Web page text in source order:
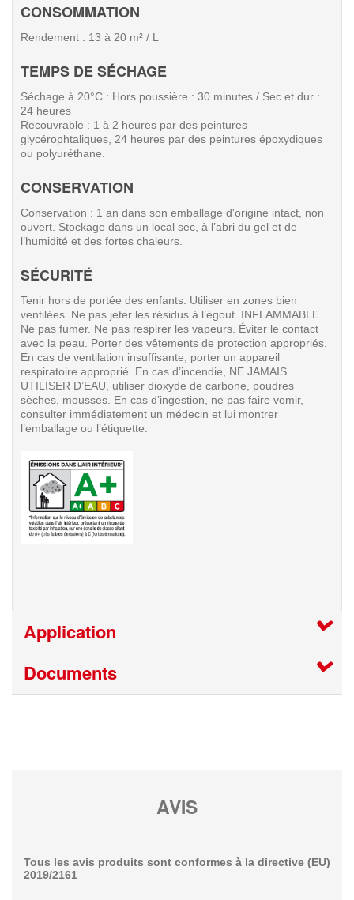
CONSOMMATION
Rendement : 13 à 20 m² / L
TEMPS DE SÉCHAGE
Séchage à 20°C : Hors poussière : 30 minutes / Sec et dur :
24 heures
Recouvrable : 1 à 2 heures par des peintures
glycérophtaliques, 24 heures par des peintures époxydiques
ou polyuréthane.
CONSERVATION
Conservation : 1 an dans son emballage d'origine intact, non
ouvert. Stockage dans un local sec, à l’abri du gel et de
l’humidité et des fortes chaleurs.
SÉCURITÉ
Tenir hors de portée des enfants. Utiliser en zones bien
ventilées. Ne pas jeter les résidus à l’égout. INFLAMMABLE.
Ne pas fumer. Ne pas respirer les vapeurs. Éviter le contact
avec la peau. Porter des vêtements de protection appropriés.
En cas de ventilation insuffisante, porter un appareil
respiratoire approprié. En cas d’incendie, NE JAMAIS
UTILISER D’EAU, utiliser dioxyde de carbone, poudres
sèches, mousses. En cas d’ingestion, ne pas faire vomir,
consulter immédiatement un médecin et lui montrer
l’emballage ou l’étiquette.
Application
Documents
AVIS
Tous les avis produits sont conformes à la directive (EU)
2019/2161